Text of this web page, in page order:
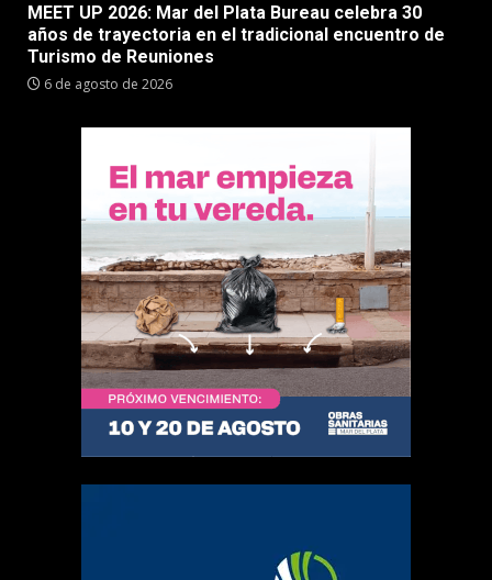
MEET UP 2026: Mar del Plata Bureau celebra 30
años de trayectoria en el tradicional encuentro de
Turismo de Reuniones
6 de agosto de 2026